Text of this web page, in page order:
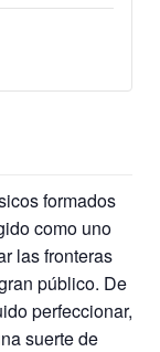
formados
como uno
las fronteras
público. De
perfeccionar,
suerte de